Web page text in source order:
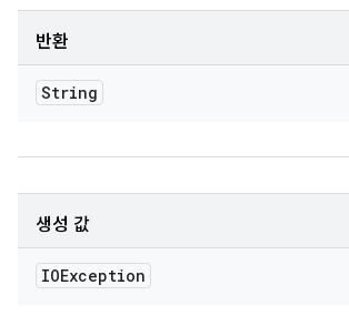
반환
String
생성 값
IOException